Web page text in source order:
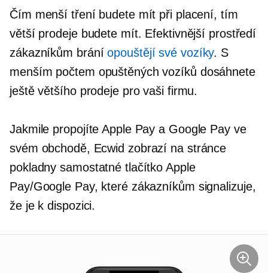
Čím menší tření budete mít při placení, tím
větší prodeje budete mít. Efektivnější prostředí
zákazníkům bráníopouštějí své vozíky. S
menším počtem opuštěných vozíků dosáhnete
ještě většího prodeje pro vaši firmu.
Jakmile propojíte Apple Pay a Google Pay ve
svém obchodě, Ecwid zobrazí na stránce
pokladny samostatné tlačítko Apple
Pay/Google Pay, které zákazníkům signalizuje,
že je k dispozici.